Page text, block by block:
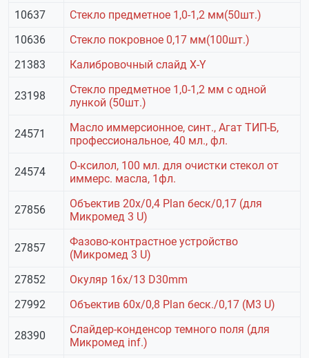
10637
Стекло предметное 1,0-1,2 мм(50шт.)
10636
Стекло покровное 0,17 мм(100шт.)
21383
Калибровочный слайд X-Y
23198
Стекло предметное 1,0-1,2 мм с одной
лункой (50шт.)
24571
Масло иммерсионное, синт., Агат ТИП-Б,
профессиональное, 40 мл., фл.
24574
О-ксилол, 100 мл. для очистки стекол от
иммерс. масла, 1фл.
27856
Объектив 20х/0,4 Plan беск/0,17 (для
Микромед 3 U)
27857
Фазово-контрастное устройство
(Микромед 3 U)
27852
Окуляр 16х/13 D30mm
27992
Объектив 60х/0,8 Plan беск./0,17 (М3 U)
28390
Слайдер-конденсор темного поля (для
Микромед inf.)